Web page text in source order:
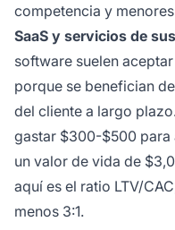
competencia y
SaaS y servicios de
software suelen
porque se benefician
del cliente a largo
gastar $300-$500 para
un valor de vida de
aquí es el ratio LTV/
menos 3:1.